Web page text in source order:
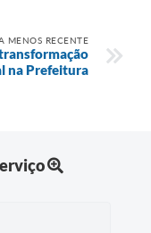
MENOS RECENTE
na Prefeitura